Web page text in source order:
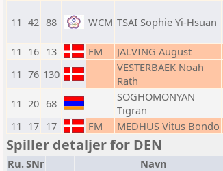
11 42 88 WCM TSAI Sophie Yi-Hsuan
11 16 13 FM JALVING August
11 76 130
VESTERBAEK Noah
Rath
11 20 68
SOGHOMONYAN
Tigran
11 17 17 FM MEDHUS Vitus Bondo
Spiller detaljer for DEN
Ru.SNr Navn